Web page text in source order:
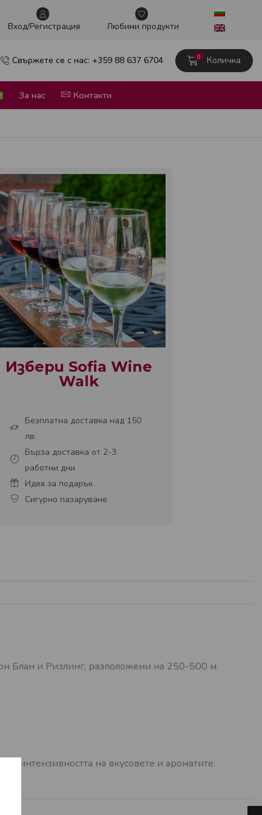
Винен тур в сърцето на София Научи повече
Вxод/Регистрация Любими продукти
Свържете се с нас: +359 88 637 6704 0 Количка
За нас Контакти
Избери Sofia Wine
Walk
Безплатна доставка над 150
лв.
Бърза доставка от 2-3
работни дни
Идея за подарък
Сигурно пазаруване
Блан и Ризлинг, разположени на 250-500 м.
интензивността на вкусовете и ароматите.